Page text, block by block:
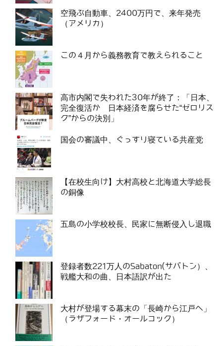
空飛ぶ自動車、2400万円で、来年発売
（アメリカ）
この４月から義務教育で教えられること
高市内閣で失われた30年が終了：「日本、
完全復活か 日本経済を腐らせた“ゼロリス
ク”からの決別」
国会の審議中、ぐっすり寝ている共産党
【在校生向け】大村高校と北海道大学総長
の銅像
五島の小学校校長、民家に無断侵入し退職
登録者数221万人のSabaton(サバトン）、
戦艦大和の曲、日本語訳が出た
大村が登場する幕末の「長崎から江戸へ」
（ラザフォード・オールコック）